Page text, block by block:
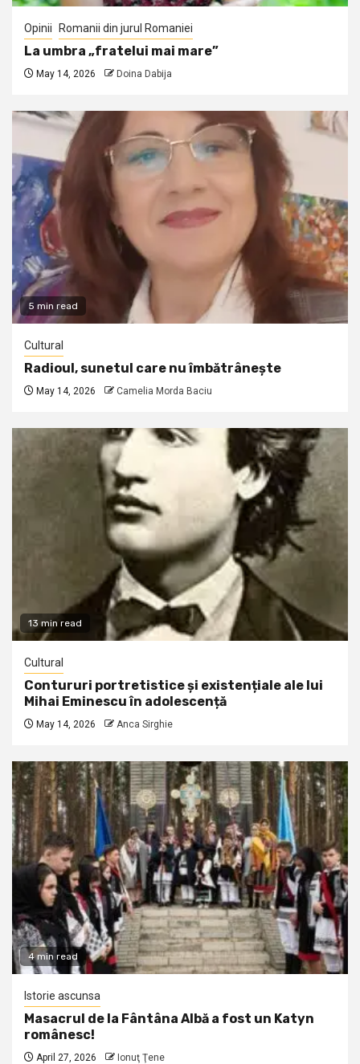
Opinii Romanii din jurul Romaniei
La umbra „fratelui mai mare”
May 14, 2026 Doina Dabija
5 min read
Cultural
Radioul, sunetul care nu îmbătrânește
May 14, 2026 Camelia Morda Baciu
13 min read
Cultural
Contururi portretistice și existențiale ale lui
Mihai Eminescu în adolescență
May 14, 2026 Anca Sirghie
4 min read
Istorie ascunsa
Masacrul de la Fântâna Albă a fost un Katyn
românesc!
April 27, 2026 Ionuţ Ţene